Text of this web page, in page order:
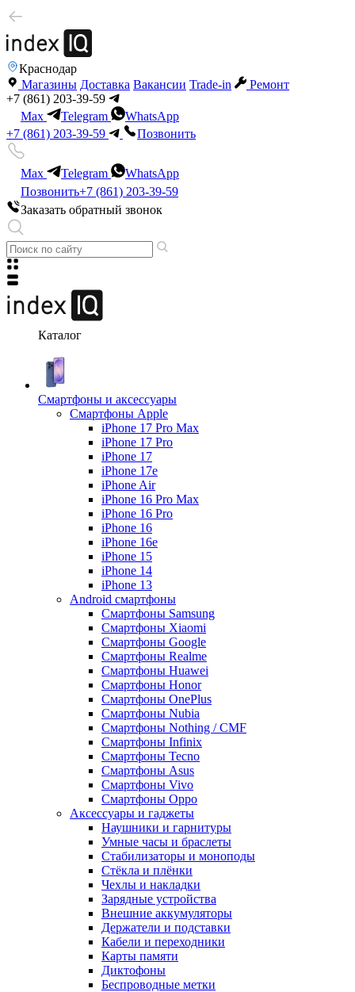
Краснодар
Магазины Доставка Вакансии Trade-in
Ремонт
+7 (861) 203-39-59
Max
Telegram
WhatsApp
+7 (861) 203-39-59
Позвонить
Max Telegram
WhatsApp
Позвонить+7 (861) 203-39-59
Заказать обратный звонок
Каталог
Смартфоны и аксессуары
Смартфоны Apple
iPhone 17 Pro Max
iPhone 17 Pro
iPhone 17
iPhone 17e
iPhone Air
iPhone 16 Pro Max
iPhone 16 Pro
iPhone 16
iPhone 16e
iPhone 15
iPhone 14
iPhone 13
Android cмартфоны
Смартфоны Samsung
Смартфоны Xiaomi
Смартфоны Google
Смартфоны Realme
Смартфоны Huawei
Смартфоны Honor
Смартфоны OnePlus
Смартфоны Nubia
Смартфоны Nothing / CMF
Смартфоны Infinix
Смартфоны Tecno
Смартфоны Asus
Смартфоны Vivo
Смартфоны Oppo
Аксессуары и гаджеты
Наушники и гарнитуры
Умные часы и браслеты
Стабилизаторы и моноподы
Стёкла и плёнки
Чехлы и накладки
Зарядные устройства
Внешние аккумуляторы
Держатели и подставки
Кабели и переходники
Карты памяти
Диктофоны
Беспроводные метки